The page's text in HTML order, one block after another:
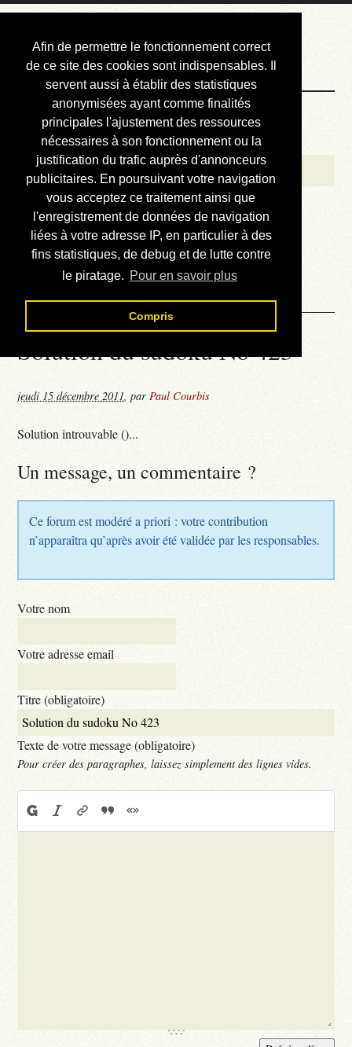
Afin de permettre le fonctionnement correct
de ce site des cookies sont indispensables. Il
servent aussi à établir des statistiques
anonymisées ayant comme finalités
principales l'ajustement des ressources
nécessaires à son fonctionnement ou la
justification du trafic auprès d'annonceurs
publicitaires. En poursuivant votre navigation
vous acceptez ce traitement ainsi que
l'enregistrement de données de navigation
liées à votre adresse IP, en particulier à des
fins statistiques, de debug et de lutte contre
le piratage. Pour en savoir plus
Compris
Courbis, « LE »
Blog Officiel
Bienvenue
Réalisations
Divers (et d’été)
Annonces
Liens externes
Téléchargement
Contact
Solution du sudoku No 423
jeudi 15 décembre 2011,parPaul Courbis
Solution introuvable ()...
Un message, un commentaire ?
Ce forum est modéré a priori : votre contribution
n’apparaîtra qu’après avoir été validée par les responsables.
Votre nom
Votre adresse email
Titre (obligatoire)
Texte de votre message (obligatoire)
Pour créer des paragraphes, laissez simplement des lignes vides.